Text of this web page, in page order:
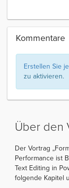
Kommentare
Erstellen Sie
zu aktivieren.
Über den
Der Vortrag
Performance ist
Text Editing in
folgende Kapitel